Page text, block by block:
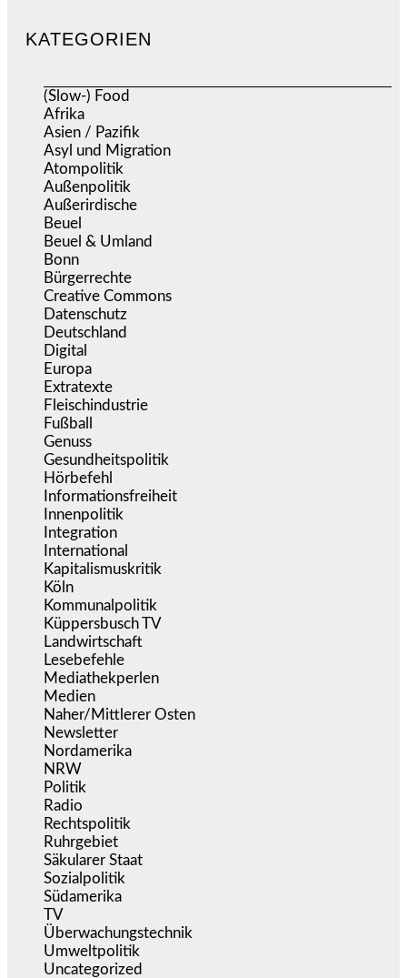
KATEGORIEN
(Slow-) Food
Afrika
Asien / Pazifik
Asyl und Migration
Atompolitik
Außenpolitik
Außerirdische
Beuel
Beuel & Umland
Bonn
Bürgerrechte
Creative Commons
Datenschutz
Deutschland
Digital
Europa
Extratexte
Fleischindustrie
Fußball
Genuss
Gesundheitspolitik
Hörbefehl
Informationsfreiheit
Innenpolitik
Integration
International
Kapitalismuskritik
Köln
Kommunalpolitik
Küppersbusch TV
Landwirtschaft
Lesebefehle
Mediathekperlen
Medien
Naher/Mittlerer Osten
Newsletter
Nordamerika
NRW
Politik
Radio
Rechtspolitik
Ruhrgebiet
Säkularer Staat
Sozialpolitik
Südamerika
TV
Überwachungstechnik
Umweltpolitik
Uncategorized